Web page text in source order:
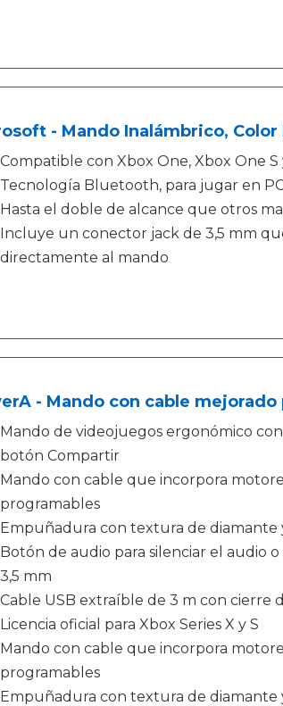
- Mando Inalámbrico,
Compatible con Xbox One, Xbox One S
Tecnología Bluetooth, para jugar en
Hasta el doble de alcance que otros
Incluye un conector jack de 3,5 mm
directamente al mando
- Mando con cable mejorado
Mando de videojuegos ergonómico
botón Compartir
Mando con cable que incorpora
programables
Empuñadura con textura de
Botón de audio para silenciar el audio
3,5 mm
Cable USB extraíble de 3 m con cierre
Licencia oficial para Xbox Series X y S
Mando con cable que incorpora
programables
Empuñadura con textura de